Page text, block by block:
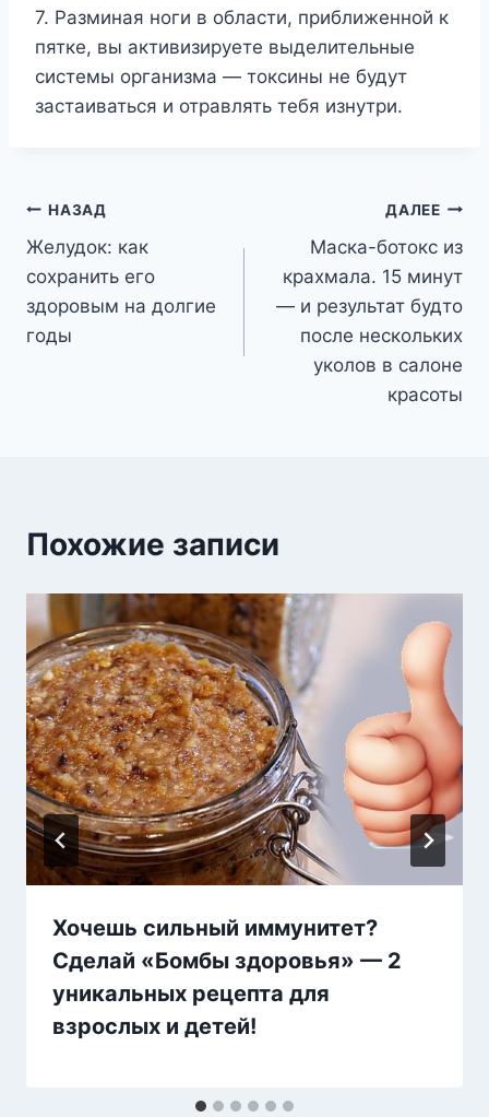
7. Разминая ноги в области, приближенной к
пятке, вы активизируете выделительные
системы организма — токсины не будут
застаиваться и отравлять тебя изнутри.
Навигация
по
записям
НАЗАД
Желудок: как
сохранить его
здоровым на долгие
годы
ДАЛЕЕ
Маска-ботокс из
крахмала. 15 минут
— и результат будто
после нескольких
уколов в салоне
красоты
Похожие записи
Хочешь сильный иммунитет?
Сделай «Бомбы здоровья» — 2
уникальных рецепта для
взрослых и детей!